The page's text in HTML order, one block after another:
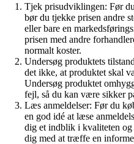
Tjek prisudviklingen: Før
bør du tjekke prisen andre
eller bare en
prisen med andre
normalt koster.
Undersøg produktets
det ikke, at produktet skal
Undersøg produktet
fejl, så du kan være sikker
Læs anmeldelser: Før du
en god idé at læse
dig et indblik i kvaliteten
dig med at træffe en